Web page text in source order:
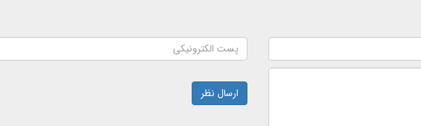
ارسال نظر